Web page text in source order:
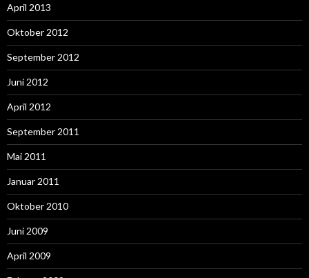
April 2013
Oktober 2012
September 2012
Juni 2012
April 2012
September 2011
Mai 2011
Januar 2011
Oktober 2010
Juni 2009
April 2009